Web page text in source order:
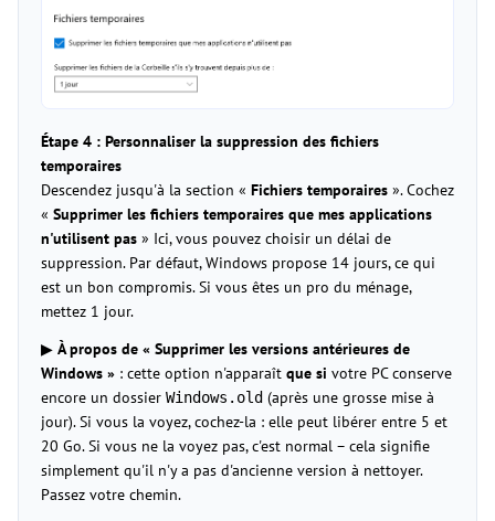
Étape 4 : Personnaliser la suppression des fichiers
temporaires
Descendez jusqu'à la section « Fichiers temporaires ». Cochez
« Supprimer les fichiers temporaires que mes applications
n'utilisent pas » Ici, vous pouvez choisir un délai de
suppression. Par défaut, Windows propose 14 jours, ce qui
est un bon compromis. Si vous êtes un pro du ménage,
mettez 1 jour.
▶ À propos de « Supprimer les versions antérieures de
Windows » : cette option n'apparaît que si votre PC conserve
encore un dossier Windows.old (après une grosse mise à
jour). Si vous la voyez, cochez-la : elle peut libérer entre 5 et
20 Go. Si vous ne la voyez pas, c'est normal – cela signifie
simplement qu'il n'y a pas d'ancienne version à nettoyer.
Passez votre chemin.